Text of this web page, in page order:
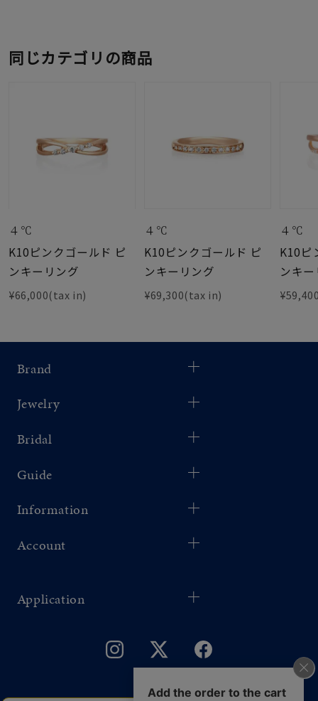
同じカテゴリの商品
４℃
K10ピンクゴールド ピ
ンキーリング
¥66,000(tax in)
４℃
K10ピンクゴールド ピ
ンキーリング
¥69,300(tax in)
４℃
K10ピ
ンキ
Brand
Jewelry
Bridal
Guide
Information
Account
Application